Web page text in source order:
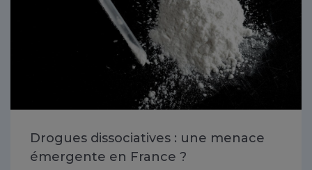
Drogues dissociatives : une menace
émergente en France ?